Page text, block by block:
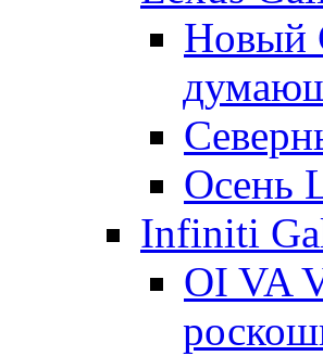
Новый
Осень
Infiniti
OI VA